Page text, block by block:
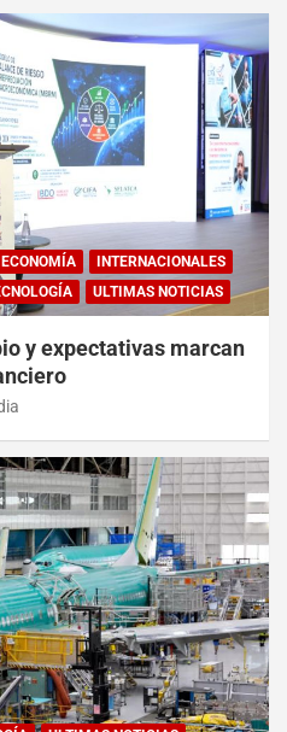
ECONOMÍA
INTERNACIONALES
ULTIMAS NOTICIAS
y expectativas marcan